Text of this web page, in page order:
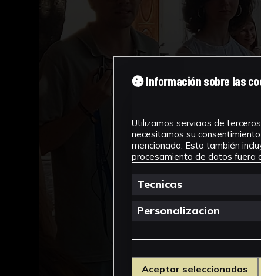
Información sobre las
Utilizamos servicios de
necesitamos su
mencionado. Esto también
procesamiento de datos fuera
Tecnicas
Personalizacion
Aceptar seleccionadas